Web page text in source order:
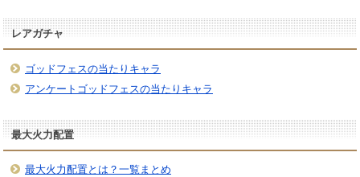
レアガチャ
ゴッドフェスの当たりキャラ
アンケートゴッドフェスの当たりキャラ
最大火力配置
最大火力配置とは？一覧まとめ